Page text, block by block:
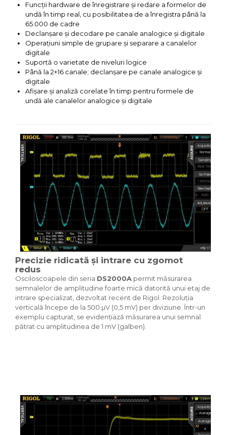
Funcții hardware de înregistrare și redare a formelor de
undă în timp real, cu posibilitatea de a înregistra până la
65.000 de cadre
Declanșare și decodare pe canale analogice și digitale
Operațiuni simple de grupare și separare a canalelor
digitale
Suportă o varietate de niveluri logice
Până la 2+16 canale; declanșare pe canale analogice și
digitale
Afișare și analiză corelate în timp pentru formele de
undă ale canalelor analogice și digitale
Precizie ridicată și intrare cu zgomot
redus
Osciloscoapele din seria DS2000A permit măsurarea
semnalelor de amplitudine foarte mică datorită unui etaj de
intrare specializat, dezvoltat recent de Rigol. Rezoluția
verticală începe de la 500 µV (0,5 mV) per diviziune. Într-un
exemplu capturat, se evidențiază măsurarea unui semnal
pătrat cu amplitudinea de 1 mV (galben).